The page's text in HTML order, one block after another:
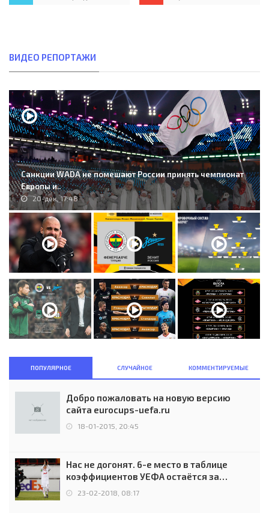
ВИДЕО РЕПОРТАЖИ
Санкции WADA не помешают России принять чемпионат
Европы и..
20-дек, 17:48
ПОПУЛЯРНОЕ СЛУЧАЙНОЕ КОММЕНТИРУЕМЫЕ
Добро пожаловать на новую версию
сайта eurocups-uefa.ru
18-01-2015, 20:45
Нас не догонят. 6-е место в таблице
коэффициентов УЕФА остаётся за
Россией
23-02-2018, 08:17